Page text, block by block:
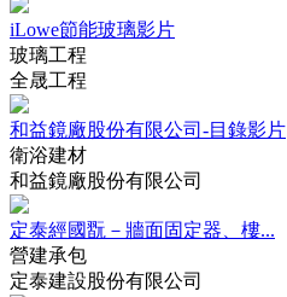
iLowe節能玻璃影片
玻璃工程
全晟工程
和益鏡廠股份有限公司-目錄影片
衛浴建材
和益鏡廠股份有限公司
定泰經國翫－牆面固定器、樓...
營建承包
定泰建設股份有限公司